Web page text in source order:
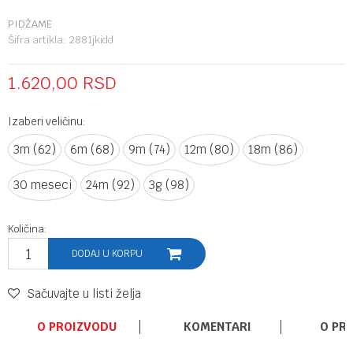
PIDŽAME
Šifra artikla: 2881jkidd
1.620,00 RSD
Izaberi veličinu:
3m (62) 6m (68) 9m (74) 12m (80) 18m (86)
30 meseci 24m (92) 3g (98)
Količina:
DODAJ U KORPU
Sačuvajte u listi želja
O PROIZVODU KOMENTARI O